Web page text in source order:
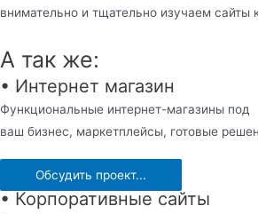
внимательно и тщательно изучаем сайты
А так же:
• Интернет магазин
Функциональные интернет-магазины под
ваш бизнес, маркетплейсы, готовые
Обсудить проект...
• Корпоративные сайты